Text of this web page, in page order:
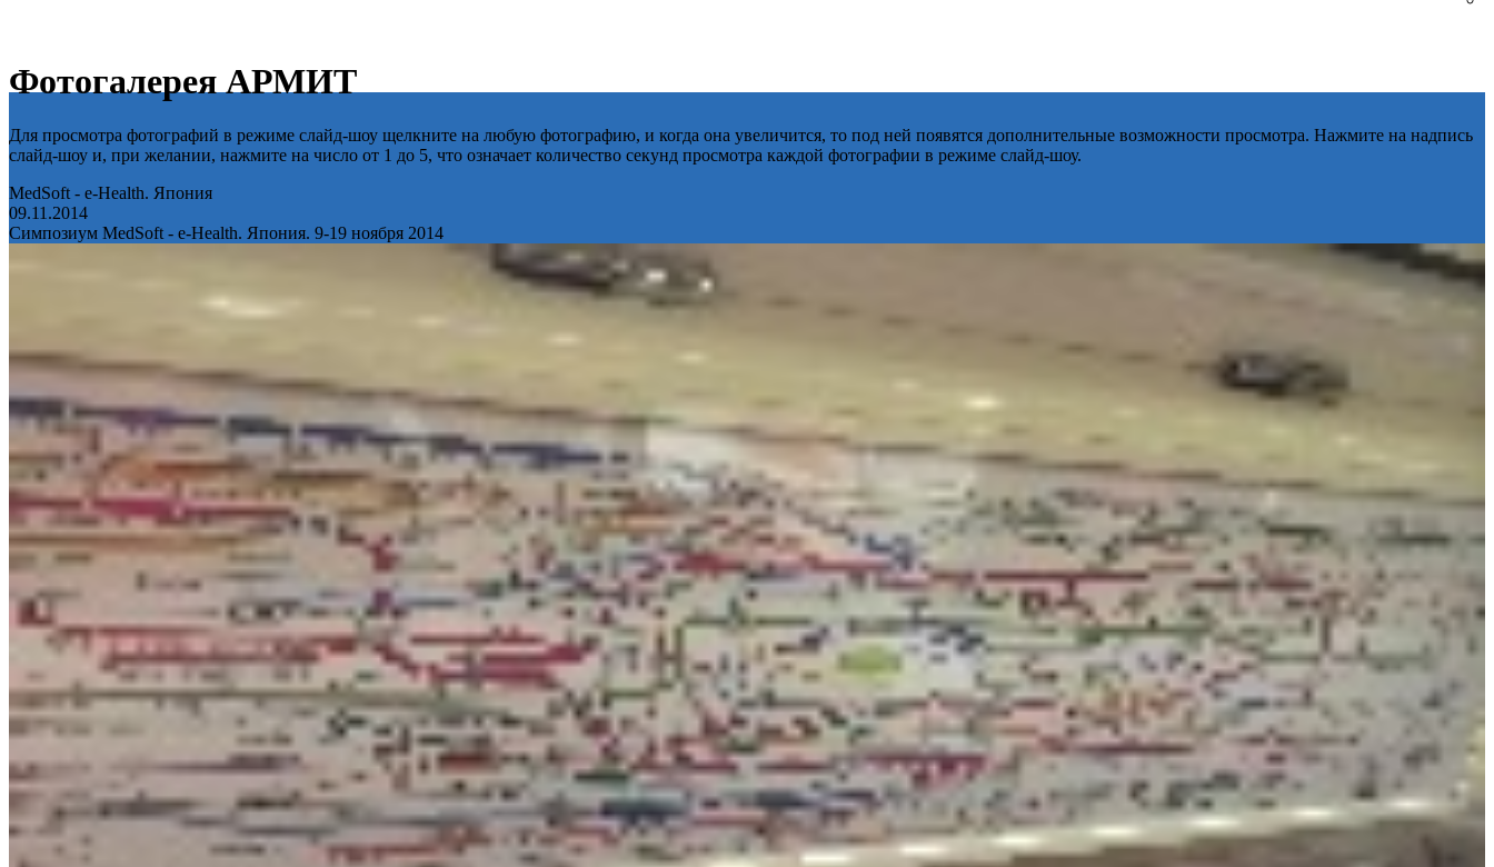
Фотогалерея АРМИТ
Для просмотра фотографий в режиме слайд-шоу щелкните на любую фотографию, и когда она увеличится, то под ней появятся дополнительные возможности просмотра. Нажмите на надпись
слайд-шоу и, при желании, нажмите на число от 1 до 5, что означает количество секунд просмотра каждой фотографии в режиме слайд-шоу.
MedSoft - e-Health. Япония
09.11.2014
Симпозиум MedSoft - e-Health. Япония. 9-19 ноября 2014